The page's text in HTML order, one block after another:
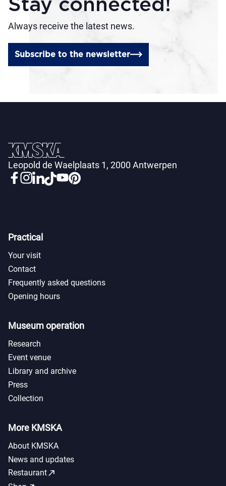
Stay connected!
Always receive the latest news.
Subscribe to the newsletter
Leopold de Waelplaats 1, 2000 Antwerpen
Practical
Your visit
Contact
Frequently asked questions
Opening hours
Museum operation
Research
Event venue
Library and archive
Press
Collection
More KMSKA
About KMSKA
News and updates
Restaurantcall_made